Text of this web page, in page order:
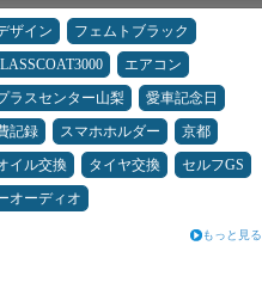
ザイン
フェムトブラック
エアコン
ラスセンター山梨
愛車記念日
記録
スマホホルダー
京都
イル交換
タイヤ交換
セルフGS
オーディオ
もっと見る